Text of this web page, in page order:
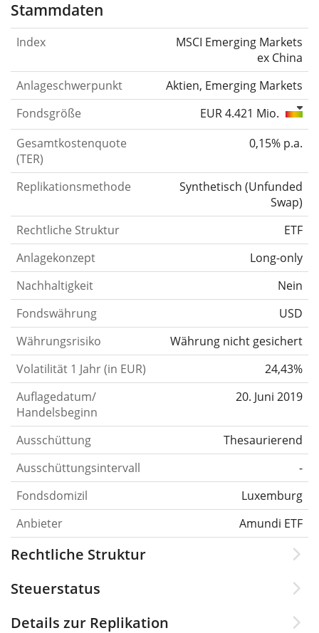
Stammdaten
Index
MSCI Emerging Markets
ex China
Anlageschwerpunkt
Aktien, Emerging Markets
Fondsgröße
EUR 4.421 Mio.
Gesamtkostenquote
(TER)
0,15% p.a.
Replikationsmethode Synthetisch (Unfunded
Swap)
Rechtliche Struktur
ETF
Anlagekonzept
Long-only
Nachhaltigkeit
Nein
Fondswährung
USD
Währungsrisiko
Währung nicht gesichert
Volatilität 1 Jahr (in EUR)
24,43%
Auflagedatum/
Handelsbeginn
20. Juni 2019
Ausschüttung
Thesaurierend
Ausschüttungsintervall
-
Fondsdomizil
Luxemburg
Anbieter
Amundi ETF
Rechtliche Struktur
Steuerstatus
Details zur Replikation